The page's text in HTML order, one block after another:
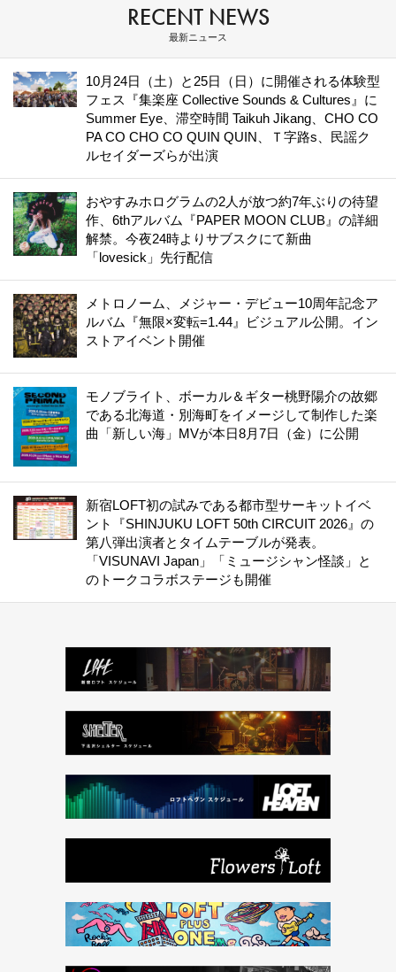
RECENT NEWS
最新ニュース
10月24日（土）と25日（日）に開催される体験型
フェス『集楽座 Collective Sounds & Cultures』に
Summer Eye、滞空時間 Taikuh Jikang、CHO CO
PA CO CHO CO QUIN QUIN、Ｔ字路s、民謡ク
ルセイダーズらが出演
おやすみホログラムの2人が放つ約7年ぶりの待望
作、6thアルバム『PAPER MOON CLUB』の詳細
解禁。今夜24時よりサブスクにて新曲
「lovesick」先行配信
メトロノーム、メジャー・デビュー10周年記念ア
ルバム『無限×変転=1.44』ビジュアル公開。イン
ストアイベント開催
モノブライト、ボーカル＆ギター桃野陽介の故郷
である北海道・別海町をイメージして制作した楽
曲「新しい海」MVが本日8月7日（金）に公開
新宿LOFT初の試みである都市型サーキットイベ
ント『SHINJUKU LOFT 50th CIRCUIT 2026』の
第八弾出演者とタイムテーブルが発表。
「VISUNAVI Japan」「ミュージシャン怪談」と
のトークコラボステージも開催